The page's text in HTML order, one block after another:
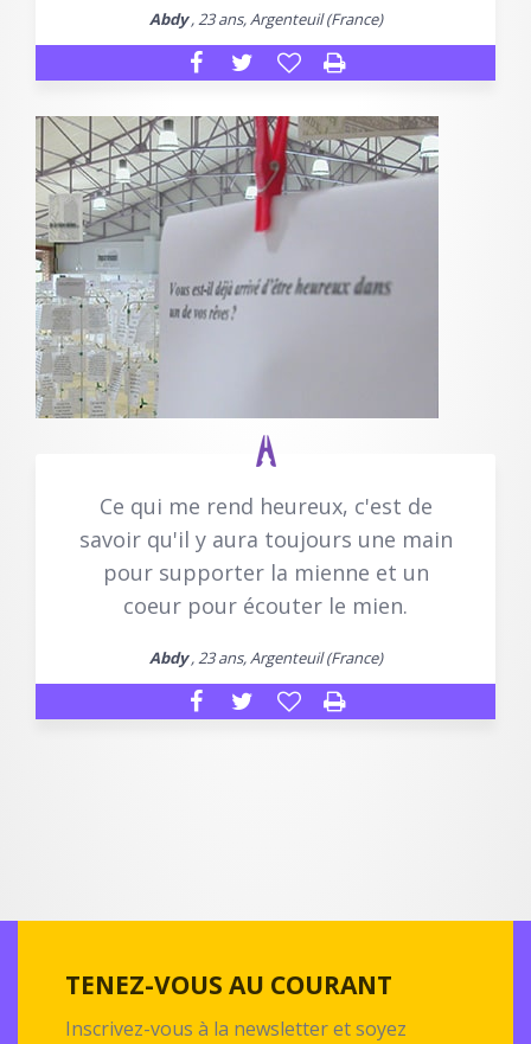
Abdy, 23 ans, Argenteuil (France)
Ce qui me rend heureux, c'est de
savoir qu'il y aura toujours une main
pour supporter la mienne et un
coeur pour écouter le mien.
Abdy, 23 ans, Argenteuil (France)
TENEZ-VOUS AU COURANT
Inscrivez-vous à la newsletter et soyez